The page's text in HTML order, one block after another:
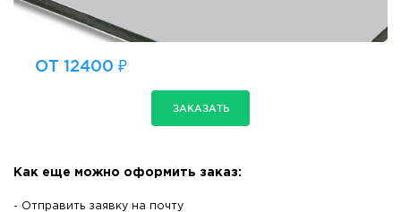
ОТ 12400 ₽
ЗАКАЗАТЬ
Как еще можно оформить заказ:
- Отправить заявку на почту